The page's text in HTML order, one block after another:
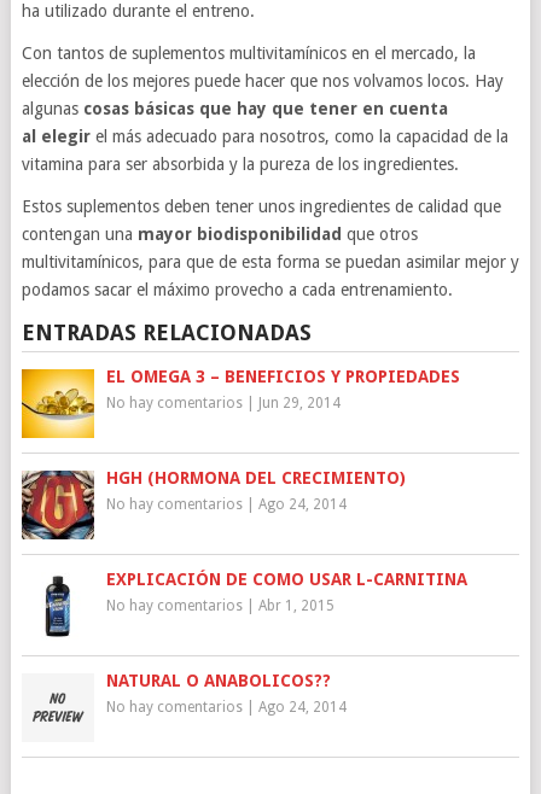
ha utilizado durante el entreno.
Con tantos de suplementos multivitamínicos en el mercado, la
elección de los mejores puede hacer que nos volvamos locos. Hay
algunas cosas básicas que hay que tener en cuenta
al elegirel más adecuado para nosotros, como la capacidad de la
vitamina para ser absorbida y la pureza de los ingredientes.
Estos suplementos deben tener unos ingredientes de calidad que
contengan una mayor biodisponibilidad que otros
multivitamínicos, para que de esta forma se puedan asimilar mejor y
podamos sacar el máximo provecho a cada entrenamiento.
ENTRADAS RELACIONADAS
EL OMEGA 3 – BENEFICIOS Y PROPIEDADES
No hay comentarios| Jun 29, 2014
HGH (HORMONA DEL CRECIMIENTO)
No hay comentarios| Ago 24, 2014
EXPLICACIÓN DE COMO USAR L-CARNITINA
No hay comentarios| Abr 1, 2015
NATURAL O ANABOLICOS??
No hay comentarios| Ago 24, 2014